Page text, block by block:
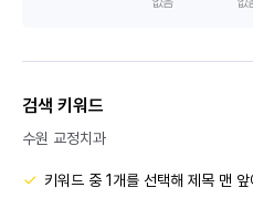
검색 키워드
수원 교정치과
키워드 중 1개를 선택해 제목 맨